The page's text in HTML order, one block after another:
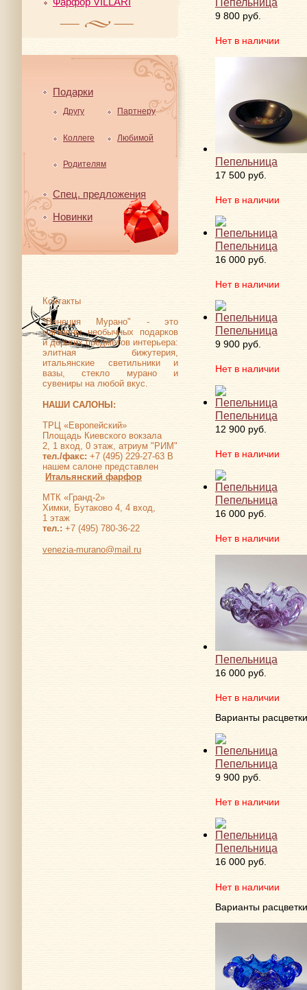
Подарки
Другу Партнеру
Коллеге Любимой
Родителям
Спец. предложения
Новинки
Контакты
"Венеция Мурано" - это
магазины необычных подарков
и дорогих предметов интерьера:
элитная бижутерия,
итальянские светильники и
вазы, стекло мурано и
сувениры на любой вкус.
НАШИ САЛОНЫ:
ТРЦ «Европейский»
Площадь Киевского вокзала
2, 1 вход, 0 этаж, атриум "РИМ"
тел./факс: +7 (495) 229-27-63 В
нашем салоне представлен
Итальянский фарфор
МТК «Гранд-2»
Химки, Бутаково 4, 4 вход,
1 этаж
тел.: +7 (495) 780-36-22
venezia-murano@mail.ru
9 800 руб.
Нет в наличии
Пепельница
17 500 руб.
Нет в наличии
Пепельница
16 000 руб.
Нет в наличии
Пепельница
9 900 руб.
Нет в наличии
Пепельница
12 900 руб.
Нет в наличии
Пепельница
16 000 руб.
Нет в наличии
Пепельница
16 000 руб.
Нет в наличии
Варианты расцветки
Пепельница
9 900 руб.
Нет в наличии
Пепельница
16 000 руб.
Нет в наличии
Варианты расцветки